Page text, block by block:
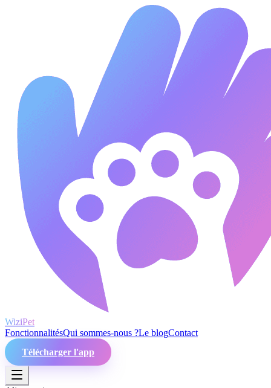
WiziPet
FonctionnalitésQui sommes-nous ?Le blogContact
Télécharger l'app